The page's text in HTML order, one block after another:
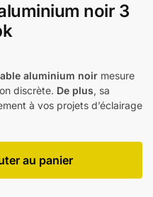
noir 3
aluminium noir mesure
discrète. De plus, sa
à vos projets d’éclairage
au panier